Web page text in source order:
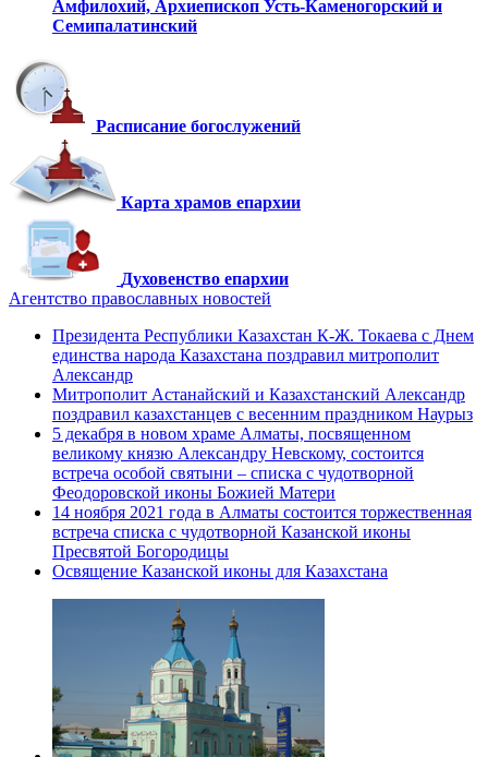
Амфилохий, Архиепископ Усть-Каменогорский и
Семипалатинский
Расписание богослужений
Карта храмов епархии
Духовенство епархии
Агентство православных новостей
Президента Республики Казахстан К-Ж. Токаева с Днем
единства народа Казахстана поздравил митрополит
Александр
Митрополит Астанайский и Казахстанский Александр
поздравил казахстанцев с весенним праздником Наурыз
5 декабря в новом храме Алматы, посвященном
великому князю Александру Невскому, состоится
встреча особой святыни – списка с чудотворной
Феодоровской иконы Божией Матери
14 ноября 2021 года в Алматы состоится торжественная
встреча списка с чудотворной Казанской иконы
Пресвятой Богородицы
Освящение Казанской иконы для Казахстана